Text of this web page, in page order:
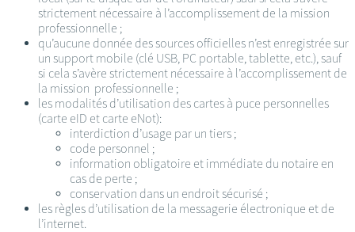
strictement nécessaire à l’accomplissement de la mission
professionnelle ;
qu’aucune donnée des sources officielles n’est enregistrée sur
un support mobile (clé USB, PC portable, tablette, etc.), sauf
si cela s’avère strictement nécessaire à l’accomplissement de
la mission professionnelle ;
les modalités d’utilisation des cartes à puce personnelles
(carte eID et carte eNot):
interdiction d’usage par un tiers ;
code personnel ;
information obligatoire et immédiate du notaire en
cas de perte ;
conservation dans un endroit sécurisé ;
les règles d’utilisation de la messagerie électronique et de
l’internet.